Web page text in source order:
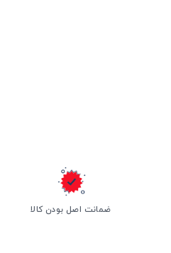
ضمانت اصل بودن کالا